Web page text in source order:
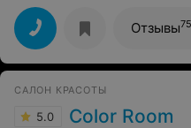
телом и лицом, расслабила
что ей огромное спасибо)
можно насладиться кофе
салона вышла с улыбкой на
Отзывы75
САЛОН КРАСОТЫ
5.0 Color Room